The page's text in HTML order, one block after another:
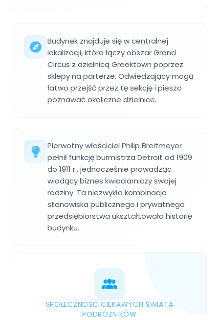
Budynek znajduje się w centralnej
lokalizacji, która łączy obszar Grand
Circus z dzielnicą Greektown poprzez
sklepy na parterze. Odwiedzający mogą
łatwo przejść przez tę sekcję i pieszo
poznawać okoliczne dzielnice.
Pierwotny właściciel Philip Breitmeyer
pełnił funkcję burmistrza Detroit od 1909
do 1911 r., jednocześnie prowadząc
wiodący biznes kwiaciarniczy swojej
rodziny. Ta niezwykła kombinacja
stanowiska publicznego i prywatnego
przedsiębiorstwa ukształtowała historię
budynku.
SPOŁECZNOŚĆ CIEKAWYCH ŚWIATA
PODRÓŻNIKÓW